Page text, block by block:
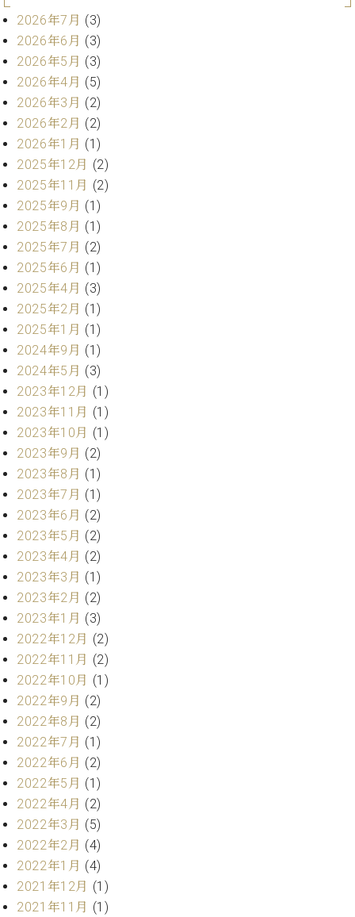
ラ
イ
ト
ピ
ア
ノ
C.
ベ
ヒ
シ
ュ
タ
イ
ン
ア
カ
デ
ミ
ー
W.
ホ
フ
マ
ン
プ
ロ
フ
ェ
ッ
シ
ョ
ナ
ル
W.
ホ
フ
マ
ン
ト
ラ
デ
ィ
シ
ョ
ン
W.
ピ
ア
ノ
ン
シ
ェ
ル
ジ
ア
ク
セ
ス
セン
トラ
ム東
京の
ご案
内
(PDF)
お
い
合
わ
せ
本
社
：
八
王
子
技
術
営
セ
ン
タ
ー
ス
タ
フ
ご
挨
2026年7月 (3)
2026年6月 (3)
2026年5月 (3)
2026年4月 (5)
2026年3月 (2)
2026年2月 (2)
2026年1月 (1)
2025年12月 (2)
2025年11月 (2)
2025年9月 (1)
2025年8月 (1)
2025年7月 (2)
2025年6月 (1)
2025年4月 (3)
2025年2月 (1)
2025年1月 (1)
2024年9月 (1)
2024年5月 (3)
2023年12月 (1)
2023年11月 (1)
2023年10月 (1)
2023年9月 (2)
2023年8月 (1)
2023年7月 (1)
2023年6月 (2)
2023年5月 (2)
2023年4月 (2)
2023年3月 (1)
2023年2月 (2)
2023年1月 (3)
2022年12月 (2)
2022年11月 (2)
2022年10月 (1)
2022年9月 (2)
2022年8月 (2)
2022年7月 (1)
2022年6月 (2)
2022年5月 (1)
2022年4月 (2)
2022年3月 (5)
2022年2月 (4)
2022年1月 (4)
2021年12月 (1)
2021年11月 (1)